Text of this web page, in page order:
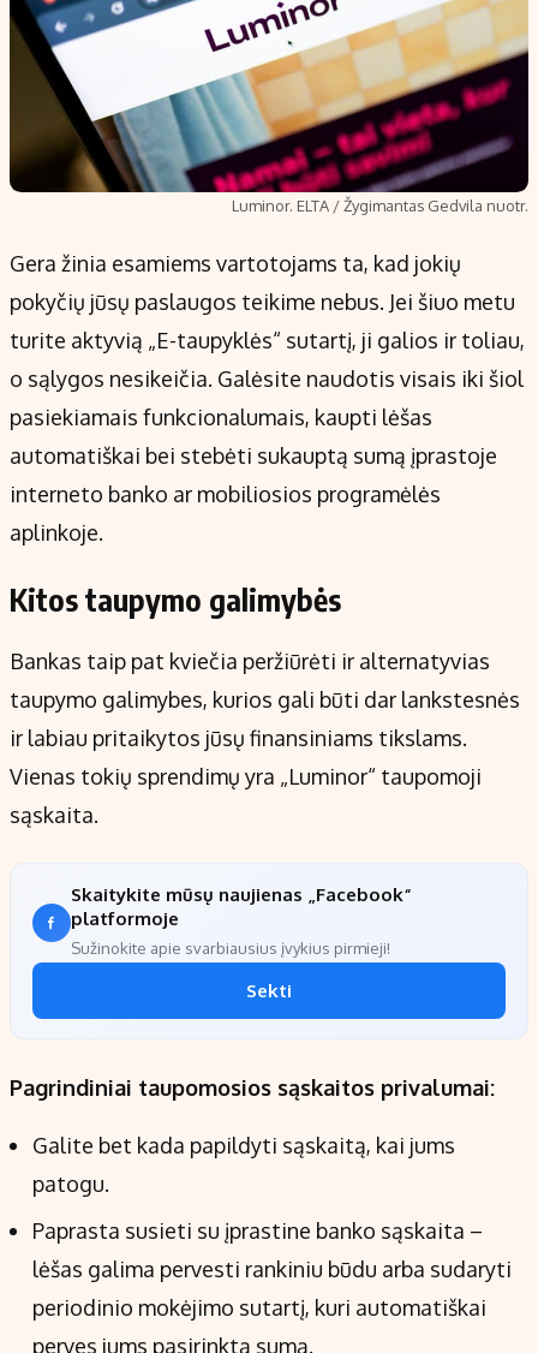
Luminor. ELTA / Žygimantas Gedvila nuotr.
Gera žinia esamiems vartotojams ta, kad jokių
pokyčių jūsų paslaugos teikime nebus. Jei šiuo metu
turite aktyvią „E-taupyklės“ sutartį, ji galios ir toliau,
o sąlygos nesikeičia. Galėsite naudotis visais iki šiol
pasiekiamais funkcionalumais, kaupti lėšas
automatiškai bei stebėti sukauptą sumą įprastoje
interneto banko ar mobiliosios programėlės
aplinkoje.
Kitos taupymo galimybės
Bankas taip pat kviečia peržiūrėti ir alternatyvias
taupymo galimybes, kurios gali būti dar lankstesnės
ir labiau pritaikytos jūsų finansiniams tikslams.
Vienas tokių sprendimų yra „Luminor“ taupomoji
sąskaita.
Skaitykite mūsų naujienas „Facebook“
platformoje
Sužinokite apie svarbiausius įvykius pirmieji!
Sekti
Pagrindiniai taupomosios sąskaitos privalumai:
Galite bet kada papildyti sąskaitą, kai jums
patogu.
Paprasta susieti su įprastine banko sąskaita –
lėšas galima pervesti rankiniu būdu arba sudaryti
periodinio mokėjimo sutartį, kuri automatiškai
perves jums pasirinktą sumą.